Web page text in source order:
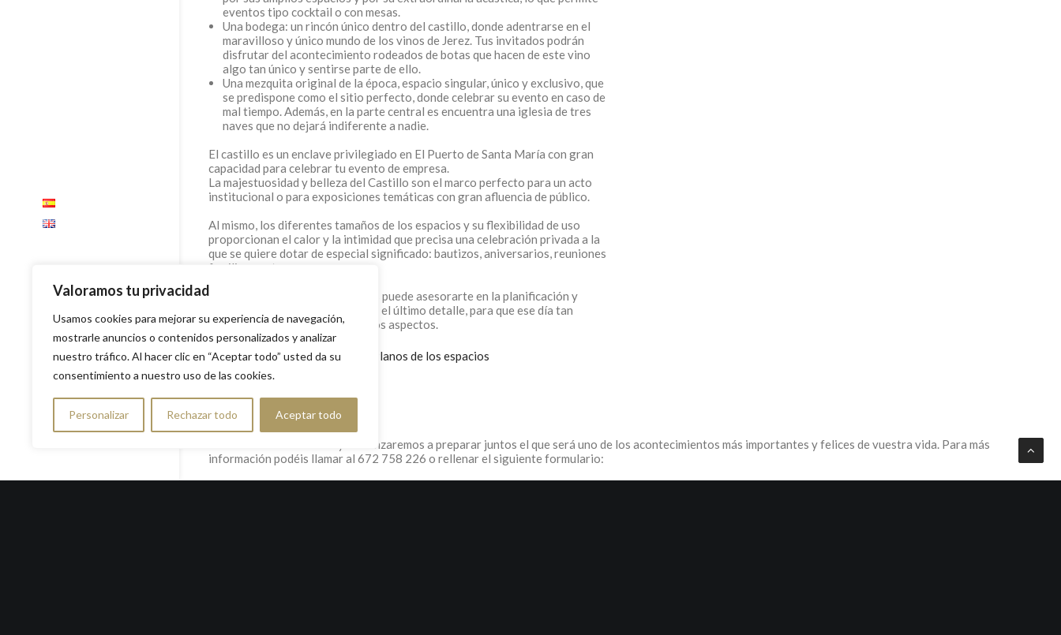
Valoramos tu privacidad
Usamos cookies para mejorar su experiencia de navegación,
mostrarle anuncios o contenidos personalizados y analizar
nuestro tráfico. Al hacer clic en “Aceptar todo” usted da su
consentimiento a nuestro uso de las cookies.
Personalizar Rechazar todo Aceptar todo
Canal ético
Copyright: Grupo
Caballero 2020
eventos tipo cocktail o con mesas.
Una bodega: un rincón único dentro del castillo, donde adentrarse en el
maravilloso y único mundo de los vinos de Jerez. Tus invitados podrán
disfrutar del acontecimiento rodeados de botas que hacen de este vino
algo tan único y sentirse parte de ello.
Una mezquita original de la época, espacio singular, único y exclusivo, que
se predispone como el sitio perfecto, donde celebrar su evento en caso de
mal tiempo. Además, en la parte central es encuentra una iglesia de tres
naves que no dejará indiferente a nadie.
El castillo es un enclave privilegiado en El Puerto de Santa María con gran
capacidad para celebrar tu evento de empresa.
La majestuosidad y belleza del Castillo son el marco perfecto para un acto
institucional o para exposiciones temáticas con gran afluencia de público.
Al mismo, los diferentes tamaños de los espacios y su flexibilidad de uso
proporcionan el calor y la intimidad que precisa una celebración privada a la
que se quiere dotar de especial significado: bautizos, aniversarios, reuniones
familiares, etc…
Nuestro equipo de profesionales puede asesorarte en la planificación y
organización de tu evento, hasta el último detalle, para que ese día tan
especial sea perfecto en todos los aspectos.
Mira los Planos de los espacios
Contactad con nosotros y comenzaremos a preparar juntos el que será uno de los acontecimientos más importantes y felices de vuestra vida. Para más
información podéis llamar al 672 758 226 o rellenar el siguiente formulario: